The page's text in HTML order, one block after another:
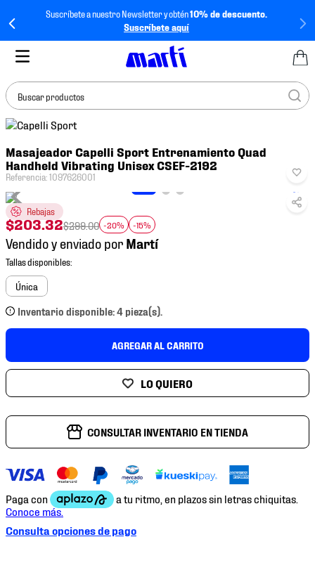
Suscríbete a nuestro Newsletter y obtén10% de descuento.
Suscríbete aquí
Buscar productos
Masajeador Capelli Sport Entrenamiento Quad
Handheld Vibrating Unisex CSEF-2192
Referencia:1097626001
Rebajas
$203.32$299.00 -20% -15%
Vendido y enviado por
Única
Inventario disponible: 4 pieza(s).
AGREGAR AL CARRITO
CONSULTAR INVENTARIO EN TIENDA
Consulta opciones de pago
BUSCADOS
1.
tenis mujer
2.
3.
tenis
4.
tenis futbol
5.
mochila
6.
jersey
9.
tenis niño
10. tenis nike